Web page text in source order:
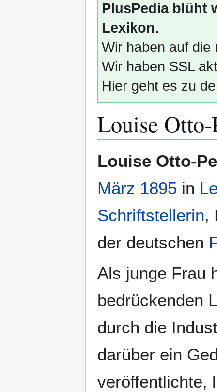
PlusPedia blüht
Lexikon.
Wir haben auf die
Wir haben SSL
Hier geht es zu
Louise Otto-
Navigation
Suche
Louise Otto-
März 1895 in
Schriftstellerin,
der deutschen
Als junge Frau
bedrückenden
durch die
darüber ein
veröffentlichte,